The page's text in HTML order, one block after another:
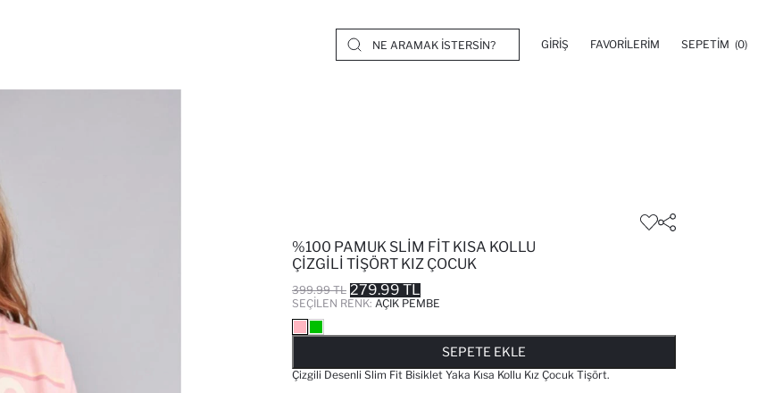
GIRIŞ FAVORILERIM SEPETIM (0)
%100 PAMUK SLIM FIT KISA KOLLU
ÇIZGILI TIŞÖRT KIZ ÇOCUK
399.99 TL 279.99 TL
SEÇILEN RENK: AÇIK PEMBE
SEPETE EKLE
Çizgili Desenli Slim Fit Bisiklet Yaka Kısa Kollu Kız Çocuk Tişört.